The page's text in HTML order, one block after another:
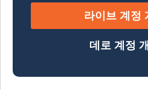
라이브 계정
데로 계정